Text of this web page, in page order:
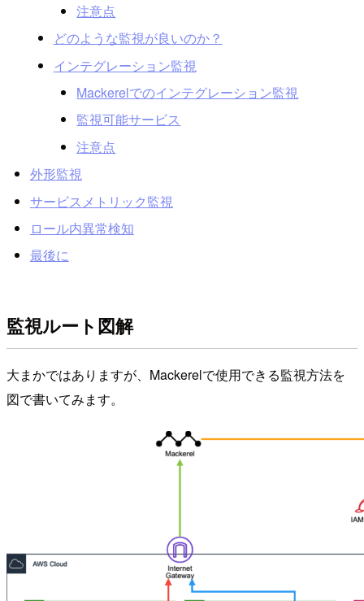
注意点
どのような監視が良いのか？
インテグレーション監視
Mackerelでのインテグレーション監視
監視可能サービス
注意点
外形監視
サービスメトリック監視
ロール内異常検知
最後に
監視ルート図解
大まかではありますが、Mackerelで使用できる監視方法を
図で書いてみます。